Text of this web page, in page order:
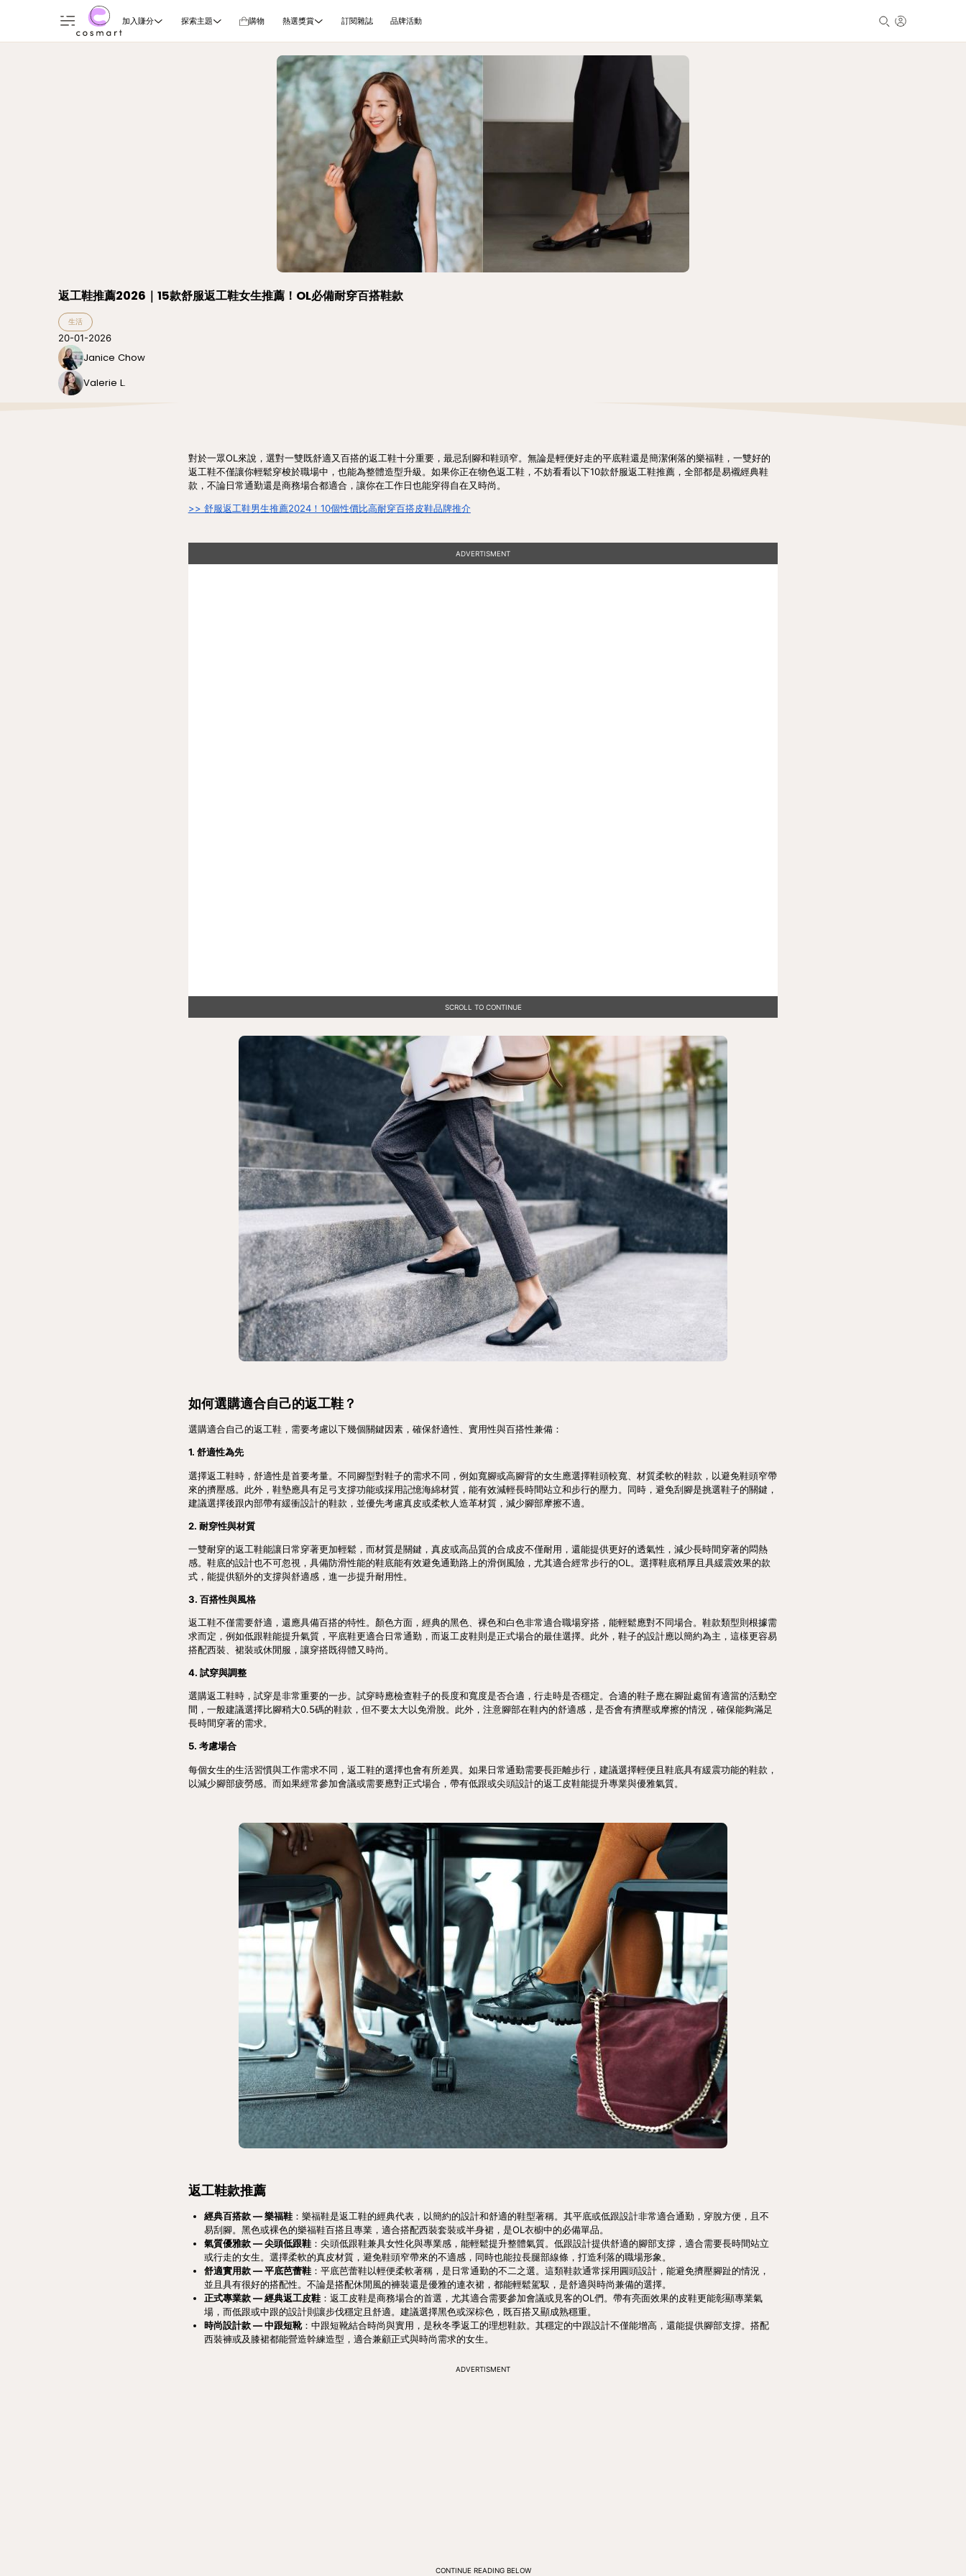
加入賺分 探索主題 購物 熱選獎賞 訂閱雜誌 品牌活動
返工鞋推薦2026｜15款舒服返工鞋女生推薦！OL必備耐穿百搭鞋款
生活
20-01-2026
Janice Chow
Valerie L.
對於一眾OL來說，選對一雙既舒適又百搭的返工鞋十分重要，最忌刮腳和鞋頭窄。無論是輕便好走的平底鞋還是簡潔俐落的樂福鞋，一雙好的
返工鞋不僅讓你輕鬆穿梭於職場中，也能為整體造型升級。如果你正在物色返工鞋，不妨看看以下10款舒服返工鞋推薦，全部都是易襯經典鞋
款，不論日常通勤還是商務場合都適合，讓你在工作日也能穿得自在又時尚。
>> 舒服返工鞋男生推薦2024！10個性價比高耐穿百搭皮鞋品牌推介
ADVERTISMENT
SCROLL TO CONTINUE
如何選購適合自己的返工鞋？
選購適合自己的返工鞋，需要考慮以下幾個關鍵因素，確保舒適性、實用性與百搭性兼備：
1. 舒適性為先
選擇返工鞋時，舒適性是首要考量。不同腳型對鞋子的需求不同，例如寬腳或高腳背的女生應選擇鞋頭較寬、材質柔軟的鞋款，以避免鞋頭窄帶
來的擠壓感。此外，鞋墊應具有足弓支撐功能或採用記憶海綿材質，能有效減輕長時間站立和步行的壓力。同時，避免刮腳是挑選鞋子的關鍵，
建議選擇後跟內部帶有緩衝設計的鞋款，並優先考慮真皮或柔軟人造革材質，減少腳部摩擦不適。
2. 耐穿性與材質
一雙耐穿的返工鞋能讓日常穿著更加輕鬆，而材質是關鍵，真皮或高品質的合成皮不僅耐用，還能提供更好的透氣性，減少長時間穿著的悶熱
感。鞋底的設計也不可忽視，具備防滑性能的鞋底能有效避免通勤路上的滑倒風險，尤其適合經常步行的OL。選擇鞋底稍厚且具緩震效果的款
式，能提供額外的支撐與舒適感，進一步提升耐用性。
3. 百搭性與風格
返工鞋不僅需要舒適，還應具備百搭的特性。顏色方面，經典的黑色、裸色和白色非常適合職場穿搭，能輕鬆應對不同場合。鞋款類型則根據需
求而定，例如低跟鞋能提升氣質，平底鞋更適合日常通勤，而返工皮鞋則是正式場合的最佳選擇。此外，鞋子的設計應以簡約為主，這樣更容易
搭配西裝、裙裝或休閒服，讓穿搭既得體又時尚。
4. 試穿與調整
選購返工鞋時，試穿是非常重要的一步。試穿時應檢查鞋子的長度和寬度是否合適，行走時是否穩定。合適的鞋子應在腳趾處留有適當的活動空
間，一般建議選擇比腳稍大0.5碼的鞋款，但不要太大以免滑脫。此外，注意腳部在鞋內的舒適感，是否會有擠壓或摩擦的情況，確保能夠滿足
長時間穿著的需求。
5. 考慮場合
每個女生的生活習慣與工作需求不同，返工鞋的選擇也會有所差異。如果日常通勤需要長距離步行，建議選擇輕便且鞋底具有緩震功能的鞋款，
以減少腳部疲勞感。而如果經常參加會議或需要應對正式場合，帶有低跟或尖頭設計的返工皮鞋能提升專業與優雅氣質。
返工鞋款推薦
經典百搭款 — 樂福鞋：樂福鞋是返工鞋的經典代表，以簡約的設計和舒適的鞋型著稱。其平底或低跟設計非常適合通勤，穿脫方便，且不
易刮腳。黑色或裸色的樂福鞋百搭且專業，適合搭配西裝套裝或半身裙，是OL衣櫥中的必備單品。
氣質優雅款 — 尖頭低跟鞋：尖頭低跟鞋兼具女性化與專業感，能輕鬆提升整體氣質。低跟設計提供舒適的腳部支撐，適合需要長時間站立
或行走的女生。選擇柔軟的真皮材質，避免鞋頭窄帶來的不適感，同時也能拉長腿部線條，打造利落的職場形象。
舒適實用款 — 平底芭蕾鞋：平底芭蕾鞋以輕便柔軟著稱，是日常通勤的不二之選。這類鞋款通常採用圓頭設計，能避免擠壓腳趾的情況，
並且具有很好的搭配性。不論是搭配休閒風的褲裝還是優雅的連衣裙，都能輕鬆駕馭，是舒適與時尚兼備的選擇。
正式專業款 — 經典返工皮鞋：返工皮鞋是商務場合的首選，尤其適合需要參加會議或見客的OL們。帶有亮面效果的皮鞋更能彰顯專業氣
場，而低跟或中跟的設計則讓步伐穩定且舒適。建議選擇黑色或深棕色，既百搭又顯成熟穩重。
時尚設計款 — 中跟短靴：中跟短靴結合時尚與實用，是秋冬季返工的理想鞋款。其穩定的中跟設計不僅能增高，還能提供腳部支撐。搭配
西裝褲或及膝裙都能營造幹練造型，適合兼顧正式與時尚需求的女生。
ADVERTISMENT
CONTINUE READING BELOW